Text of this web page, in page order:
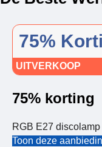
75%
UITVERKOOP
75% korting
RGB E27
Toon deze